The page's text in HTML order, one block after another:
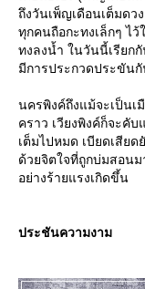
ถึงวันเพ็ญเดือนเต็มดว
ทุกคนถือกะทงเล็กๆ ไ
ทงลงน้ำ ในวันนี้เรียก
มีการประกวดประขัน
นครพิงค์ถึงแม้จะเป็นเ
คราว เวียงพิงค์ก็จะคั
เต็มไปหมด เบียดเสีย
ด้วยจิตใจที่ถูกบ่มสอนม
อย่างร้ายแรงเกิดขึ้น
ประชันความงาม